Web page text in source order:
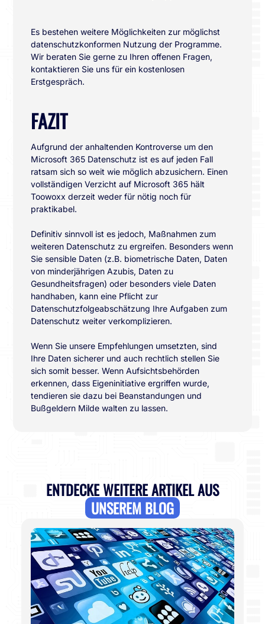
Es bestehen weitere Möglichkeiten zur möglichst
datenschutzkonformen Nutzung der Programme.
Wir beraten Sie gerne zu Ihren offenen Fragen,
kontaktieren Sie uns für ein kostenlosen
Erstgespräch.
FAZIT
Aufgrund der anhaltenden Kontroverse um den
Microsoft 365 Datenschutz ist es auf jeden Fall
ratsam sich so weit wie möglich abzusichern. Einen
vollständigen Verzicht auf Microsoft 365 hält
Toowoxx derzeit weder für nötig noch für
praktikabel.
Definitiv sinnvoll ist es jedoch, Maßnahmen zum
weiteren Datenschutz zu ergreifen. Besonders wenn
Sie sensible Daten (z.B. biometrische Daten, Daten
von minderjährigen Azubis, Daten zu
Gesundheitsfragen) oder besonders viele Daten
handhaben, kann eine Pflicht zur
Datenschutzfolgeabschätzung Ihre Aufgaben zum
Datenschutz weiter verkomplizieren.
Wenn Sie unsere Empfehlungen umsetzten, sind
Ihre Daten sicherer und auch rechtlich stellen Sie
sich somit besser. Wenn Aufsichtsbehörden
erkennen, dass Eigeninitiative ergriffen wurde,
tendieren sie dazu bei Beanstandungen und
Bußgeldern Milde walten zu lassen.
ENTDECKE WEITERE ARTIKEL AUS
UNSEREM BLOG